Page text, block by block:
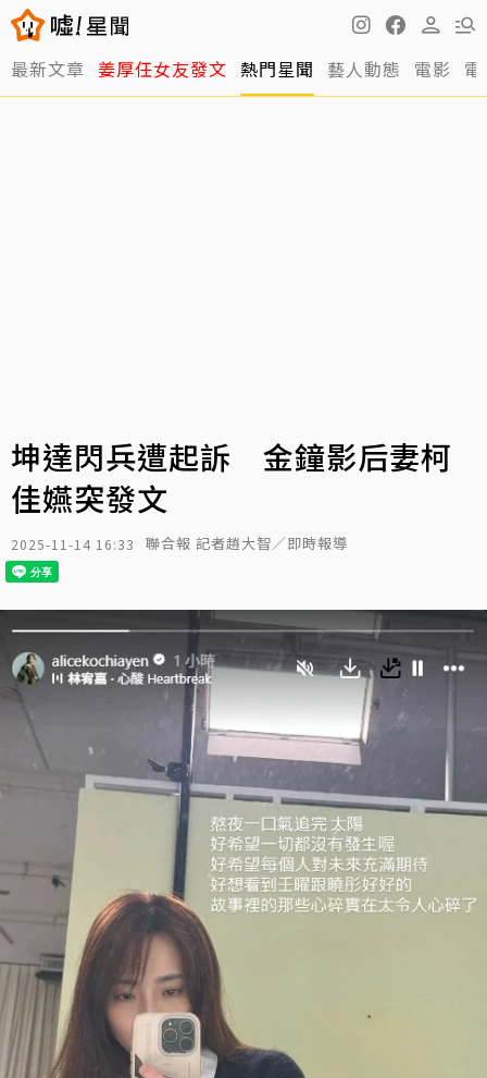
最新文章 姜厚任女友發文 熱門星聞 藝人動態 電影
坤達閃兵遭起訴 金鐘影后妻柯
佳嬿突發文
2025-11-14 16:33 聯合報 記者趙大智／即時報導